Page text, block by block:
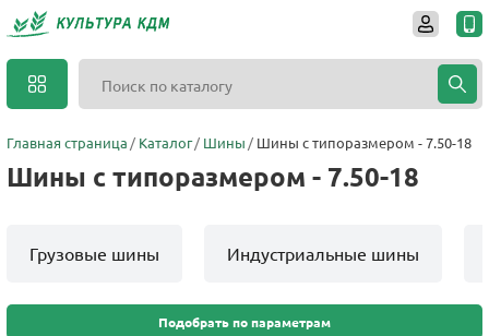
Главная страница Каталог Шины Шины с типоразмером - 7.50-18
Шины с типоразмером - 7.50-18
Грузовые шины Индустриальные шины
Подобрать по параметрам